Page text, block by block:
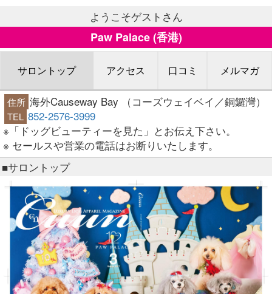
ようこそゲストさん
Paw Palace (香港)
サロントップ アクセス 口コミ メルマガ
住所 海外Causeway Bay （コーズウェイベイ／銅鑼灣）
TEL 852-2576-3999
※「ドッグビューティーを見た」とお伝え下さい。
※ セールスや営業の電話はお断りいたします。
■サロントップ